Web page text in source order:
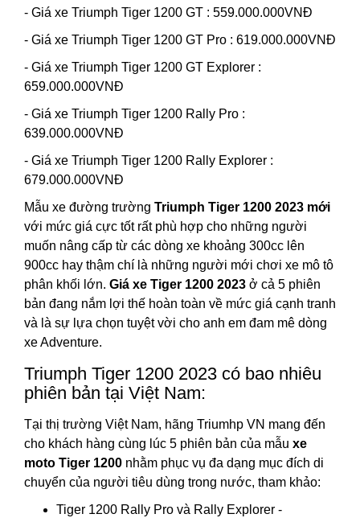
- Giá xe Triumph Tiger 1200 GT : 559.000.000VNĐ
- Giá xe Triumph Tiger 1200 GT Pro : 619.000.000VNĐ
- Giá xe Triumph Tiger 1200 GT Explorer :
659.000.000VNĐ
- Giá xe Triumph Tiger 1200 Rally Pro :
639.000.000VNĐ
- Giá xe Triumph Tiger 1200 Rally Explorer :
679.000.000VNĐ
Mẫu xe đường trường Triumph Tiger 1200 2023 mới
với mức giá cực tốt rất phù hợp cho những người
muốn nâng cấp từ các dòng xe khoảng 300cc lên
900cc hay thậm chí là những người mới chơi xe mô tô
phân khối lớn. Giá xe Tiger 1200 2023 ở cả 5 phiên
bản đang nắm lợi thế hoàn toàn về mức giá cạnh tranh
và là sự lựa chọn tuyệt vời cho anh em đam mê dòng
xe Adventure.
Triumph Tiger 1200 2023 có bao nhiêu
phiên bản tại Việt Nam:
Tại thị trường Việt Nam, hãng Triumhp VN mang đến
cho khách hàng cùng lúc 5 phiên bản của mẫu xe
moto Tiger 1200 nhằm phục vụ đa dạng mục đích di
chuyển của người tiêu dùng trong nước, tham khảo:
Tiger 1200 Rally Pro và Rally Explorer -